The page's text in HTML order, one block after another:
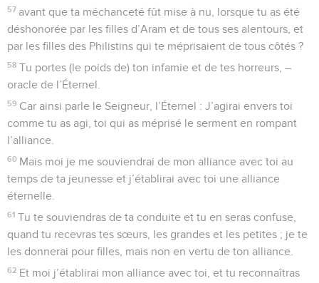
57 avant que ta méchanceté fût mise à nu, lorsque tu as été
déshonorée par les filles d’Aram et de tous ses alentours, et
par les filles des Philistins qui te méprisaient de tous côtés ?
58 Tu portes (le poids de) ton infamie et de tes horreurs, –
oracle de l’Éternel.
59 Car ainsi parle le Seigneur, l’Éternel : J’agirai envers toi
comme tu as agi, toi qui as méprisé le serment en rompant
l’alliance.
60 Mais moi je me souviendrai de mon alliance avec toi au
temps de ta jeunesse et j’établirai avec toi une alliance
éternelle.
61 Tu te souviendras de ta conduite et tu en seras confuse,
quand tu recevras tes sœurs, les grandes et les petites ; je te
les donnerai pour filles, mais non en vertu de ton alliance.
62 Et moi j’établirai mon alliance avec toi, et tu reconnaîtras